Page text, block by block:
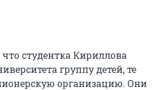
что студентка Кириллова
группу детей, те
организацию. Они